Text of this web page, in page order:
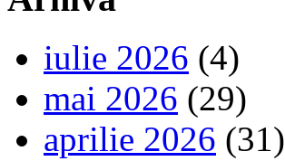
iulie 2026 (4)
mai 2026 (29)
aprilie 2026 (31)